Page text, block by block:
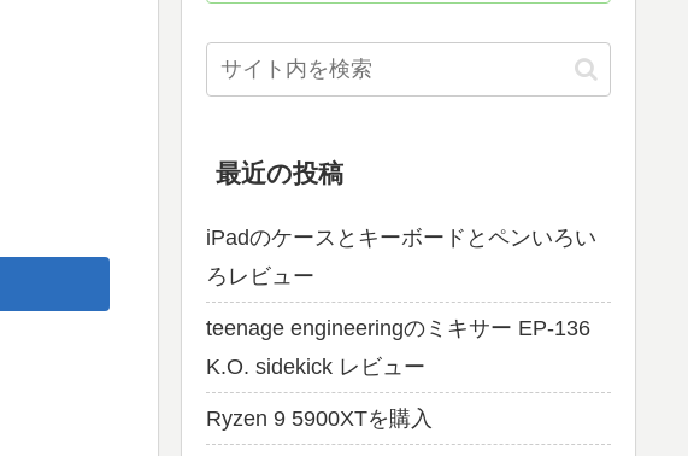
最近の投稿
iPadのケースとキーボードとペンいろい
ろレビュー
teenage engineeringのミキサー EP-136
K.O. sidekick レビュー
Ryzen 9 5900XTを購入